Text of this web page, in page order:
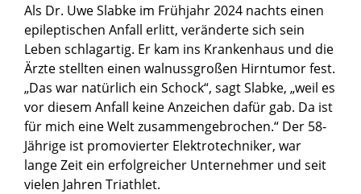
Als Dr. Uwe Slabke im Frühjahr 2024 nachts einen
epileptischen Anfall erlitt, veränderte sich sein
Leben schlagartig. Er kam ins Krankenhaus und die
Ärzte stellten einen walnussgroßen Hirntumor fest.
„Das war natürlich ein Schock“, sagt Slabke, „weil es
vor diesem Anfall keine Anzeichen dafür gab. Da ist
für mich eine Welt zusammengebrochen.“ Der 58-
Jährige ist promovierter Elektrotechniker, war
lange Zeit ein erfolgreicher Unternehmer und seit
vielen Jahren Triathlet.